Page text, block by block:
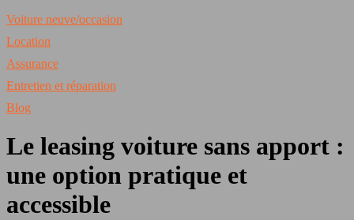
Voiture neuve/occasion
Location
Assurance
Entretien et réparation
Blog
Le leasing voiture sans apport :
une option pratique et
accessible